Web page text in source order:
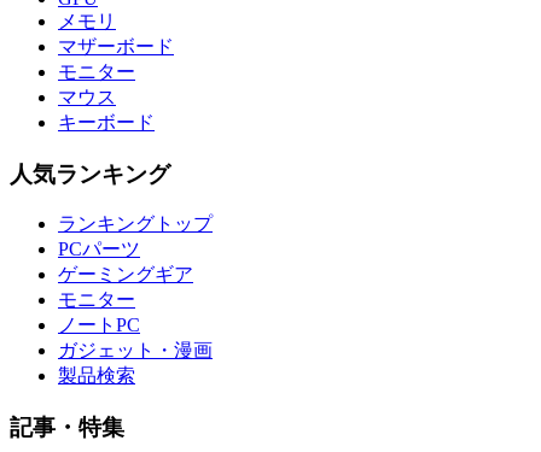
メモリ
マザーボード
モニター
マウス
キーボード
人気ランキング
ランキングトップ
PCパーツ
ゲーミングギア
モニター
ノートPC
ガジェット・漫画
製品検索
記事・特集